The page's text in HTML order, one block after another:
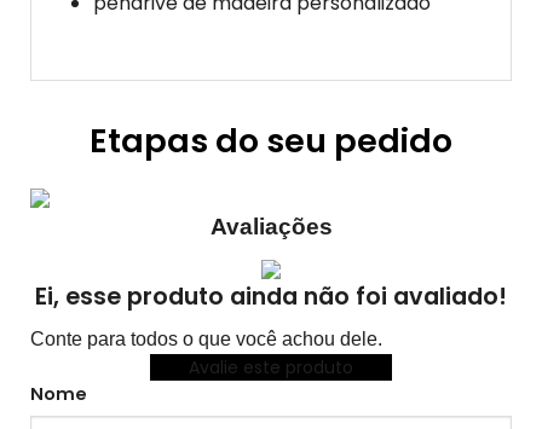
Etapas do seu pedido
Avaliações
Ei, esse produto ainda não foi avaliado!
Conte para todos o que você achou dele.
Avalie este produto
Nome